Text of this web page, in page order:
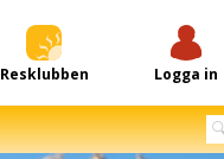
Resklubben Logga in